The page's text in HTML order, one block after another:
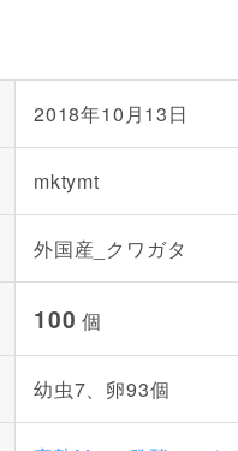
2018年10月13日
mktymt
外国産_クワガタ
100 個
幼虫7、卵93個